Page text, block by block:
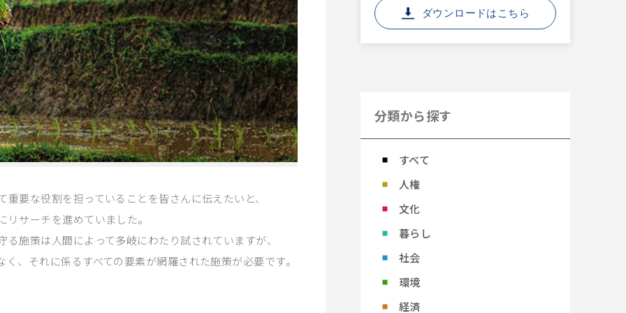
要な役割を担っていることを皆さんに伝えたいと、
サーチを進めていました。
施策は人間によって多岐にわたり試されていますが、
、それに係るすべての要素が網羅された施策が必要です。
ダウンロードはこちら
分類から探す
すべて
人権
文化
暮らし
社会
環境
経済